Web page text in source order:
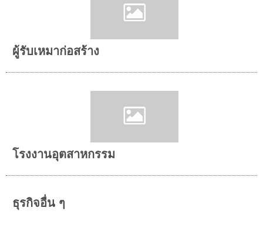
ผู้รับเหมาก่อสร้าง
โรงงานอุตสาหกรรม
ธุรกิจอื่น ๆ